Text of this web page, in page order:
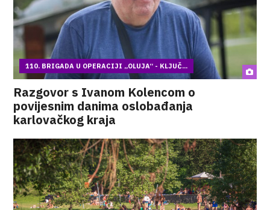
110. BRIGADA U OPERACIJI „OLUJA“ - KLJUČ...
Razgovor s Ivanom Kolencom o
povijesnim danima oslobađanja
karlovačkog kraja